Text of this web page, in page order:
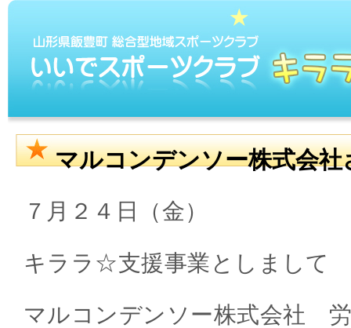
マルコンデンソー株式会
７月２４日（金）
キララ☆支援事業としまして
マルコンデンソー株式会社